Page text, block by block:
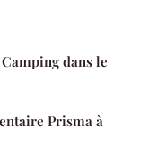
dans le
Prisma à